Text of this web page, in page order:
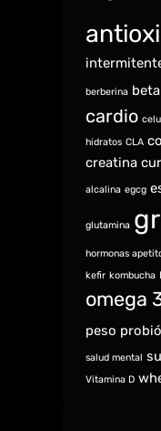
berberina
cardio
hidratos CLA
creatina
alcalina egcg
glutamina
hormonas
kefir kombucha
omega
peso
salud mental
Vitamina D